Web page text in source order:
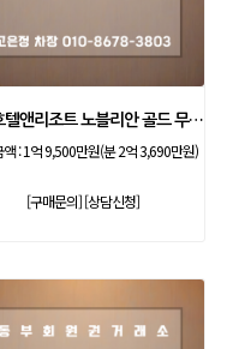
소노호텔앤리조트 노블리안 골드 무기명 회원제
:1억 9,500만원(분 2억 3,690만원)
[구매문의][상담신청]